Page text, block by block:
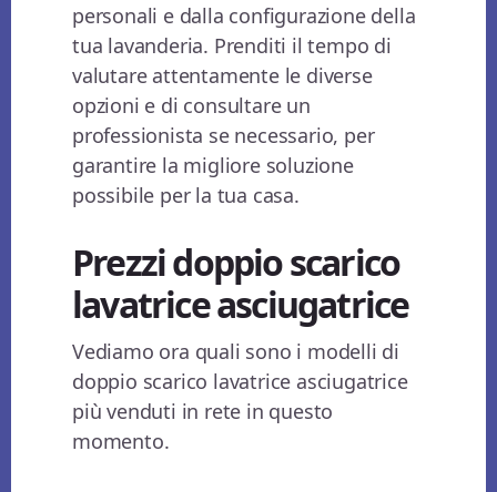
personali e dalla configurazione della
tua lavanderia. Prenditi il tempo di
valutare attentamente le diverse
opzioni e di consultare un
professionista se necessario, per
garantire la migliore soluzione
possibile per la tua casa.
Prezzi doppio scarico
lavatrice asciugatrice
Vediamo ora quali sono i modelli di
doppio scarico lavatrice asciugatrice
più venduti in rete in questo
momento.